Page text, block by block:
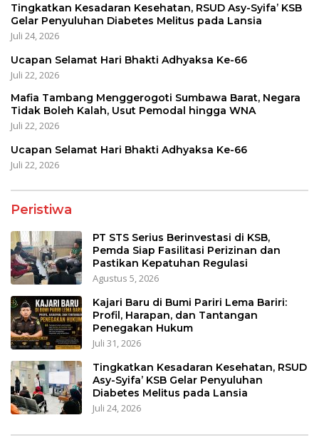
Tingkatkan Kesadaran Kesehatan, RSUD Asy-Syifa’ KSB
Gelar Penyuluhan Diabetes Melitus pada Lansia
Juli 24, 2026
Ucapan Selamat Hari Bhakti Adhyaksa Ke-66
Juli 22, 2026
Mafia Tambang Menggerogoti Sumbawa Barat, Negara
Tidak Boleh Kalah, Usut Pemodal hingga WNA
Juli 22, 2026
Ucapan Selamat Hari Bhakti Adhyaksa Ke-66
Juli 22, 2026
Peristiwa
PT STS Serius Berinvestasi di KSB,
Pemda Siap Fasilitasi Perizinan dan
Pastikan Kepatuhan Regulasi
Agustus 5, 2026
Kajari Baru di Bumi Pariri Lema Bariri:
Profil, Harapan, dan Tantangan
Penegakan Hukum
Juli 31, 2026
Tingkatkan Kesadaran Kesehatan, RSUD
Asy-Syifa’ KSB Gelar Penyuluhan
Diabetes Melitus pada Lansia
Juli 24, 2026